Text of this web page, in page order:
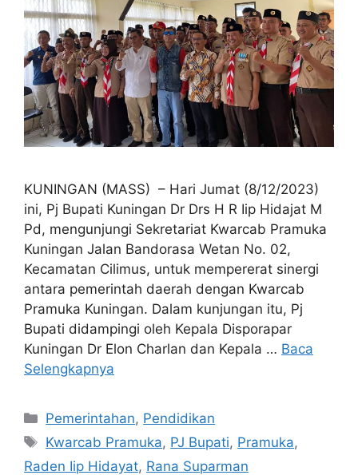
KUNINGAN (MASS) – Hari Jumat (8/12/2023)
ini, Pj Bupati Kuningan Dr Drs H R Iip Hidajat M
Pd, mengunjungi Sekretariat Kwarcab Pramuka
Kuningan Jalan Bandorasa Wetan No. 02,
Kecamatan Cilimus, untuk mempererat sinergi
antara pemerintah daerah dengan Kwarcab
Pramuka Kuningan. Dalam kunjungan itu, Pj
Bupati didampingi oleh Kepala Disporapar
Kuningan Dr Elon Charlan dan Kepala … Baca
Selengkapnya
Kategori
Pemerintahan, Pendidikan
Tag
Kwarcab Pramuka, PJ Bupati, Pramuka,
Raden Iip Hidayat, Rana Suparman